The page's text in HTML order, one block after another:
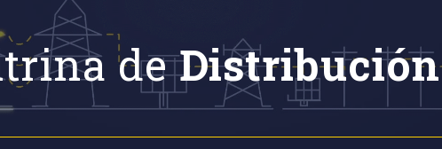
deDistribución